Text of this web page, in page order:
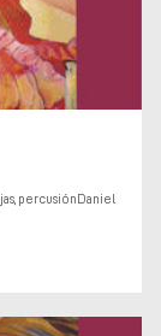
percusiónDaniel